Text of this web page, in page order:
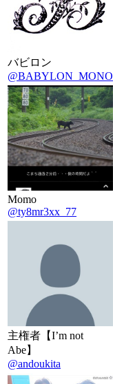
バビロン
@BABYLON_MONO
Momo
@ty8mr3xx_77
主権者【I’m not
Abe】
@andoukita